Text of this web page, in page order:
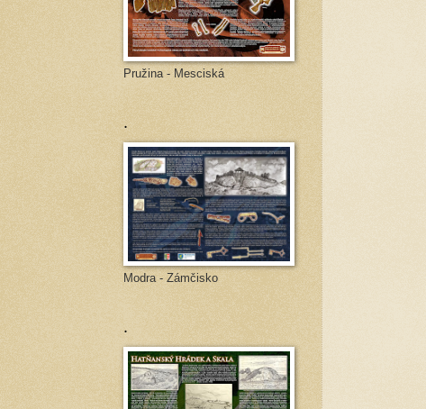
Pružina - Mesciská
.
Modra - Zámčisko
.